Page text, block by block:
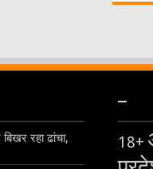
रहा ढांचा,
–
18+